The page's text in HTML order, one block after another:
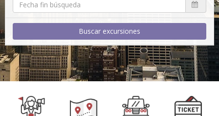
Buscar excursiones